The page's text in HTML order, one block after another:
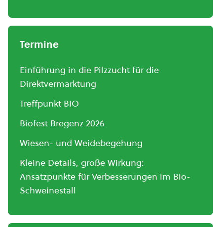
Termine
Einführung in die Pilzzucht für die
Direktvermarktung
Treffpunkt BIO
Biofest Bregenz 2026
Wiesen- und Weidebegehung
Kleine Details, große Wirkung:
Ansatzpunkte für Verbesserungen im Bio-
Schweinestall